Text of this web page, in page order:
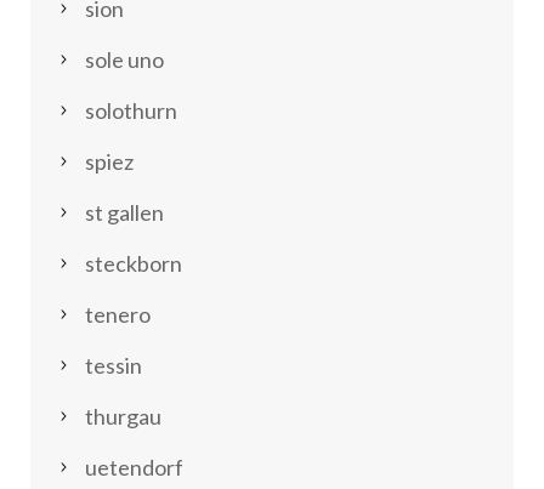
sion
sole uno
solothurn
spiez
st gallen
steckborn
tenero
tessin
thurgau
uetendorf